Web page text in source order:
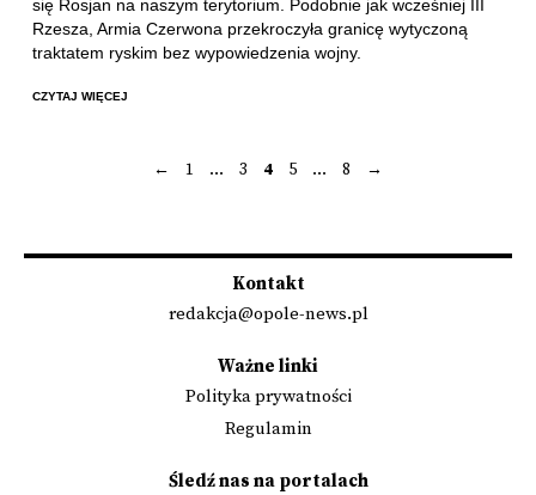
się Rosjan na naszym terytorium. Podobnie jak wcześniej III
Rzesza, Armia Czerwona przekroczyła granicę wytyczoną
traktatem ryskim bez wypowiedzenia wojny.
CZYTAJ WIĘCEJ
Stronicowanie
wpisów
← 1 … 3 4 5 … 8 →
Kontakt
redakcja@opole-news.pl
Ważne linki
Polityka prywatności
Regulamin
Śledź nas na portalach